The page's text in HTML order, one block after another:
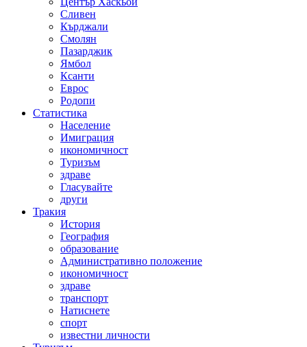
Сливен
Кърджали
Смолян
Пазарджик
Ямбол
Ксанти
Еврос
Родопи
Статистика
Население
Имиграция
икономичност
Туризъм
здраве
Гласувайте
други
Тракия
История
География
образование
Административно положение
икономичност
здраве
транспорт
Натиснете
спорт
известни личности